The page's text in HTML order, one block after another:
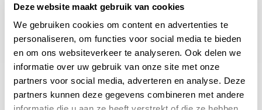
Deze website maakt gebruik van cookies
We gebruiken cookies om content en advertenties te
personaliseren, om functies voor social media te bieden
en om ons websiteverkeer te analyseren. Ook delen we
informatie over uw gebruik van onze site met onze
partners voor social media, adverteren en analyse. Deze
partners kunnen deze gegevens combineren met andere
Hoe is een kerndoel opgebouwd?
In deze serie krijg je antwoord op veelgestelde vragen van leraren,